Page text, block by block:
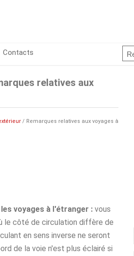
Contacts
relatives aux
/ Remarques relatives aux voyages à
voyages à l'étranger : vous
le côté de circulation diffère de
en sens inverse ne seront
de la voie n'est plus éclairé si